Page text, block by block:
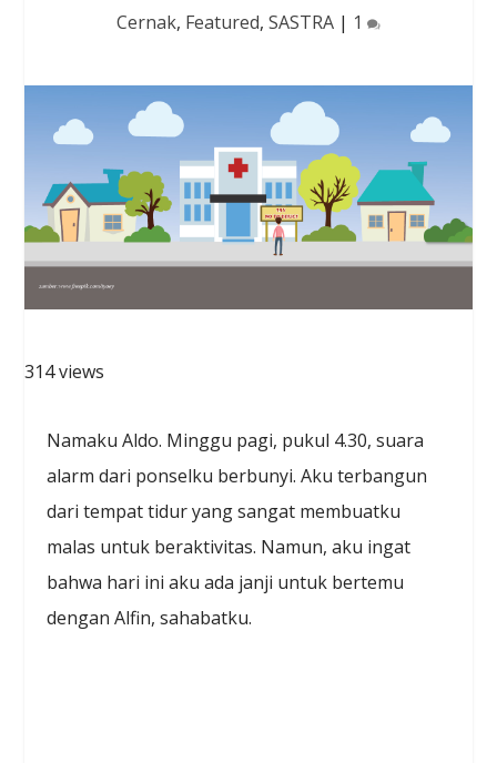
Cernak, Featured, SASTRA | 1
314 views
Namaku Aldo. Minggu pagi, pukul 4.30, suara
alarm dari ponselku berbunyi. Aku terbangun
dari tempat tidur yang sangat membuatku
malas untuk beraktivitas. Namun, aku ingat
bahwa hari ini aku ada janji untuk bertemu
dengan Alfin, sahabatku.